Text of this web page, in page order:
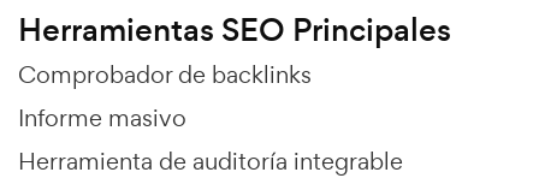
Herramientas SEO Principales
Comprobador de backlinks
Informe masivo
Herramienta de auditoría integrable